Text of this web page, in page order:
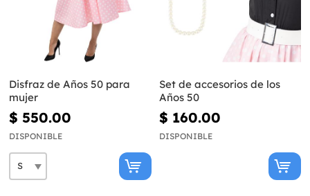
Disfraz de Años 50 para
mujer
$ 550.00
DISPONIBLE
Set de accesorios de los
Años 50
$ 160.00
DISPONIBLE